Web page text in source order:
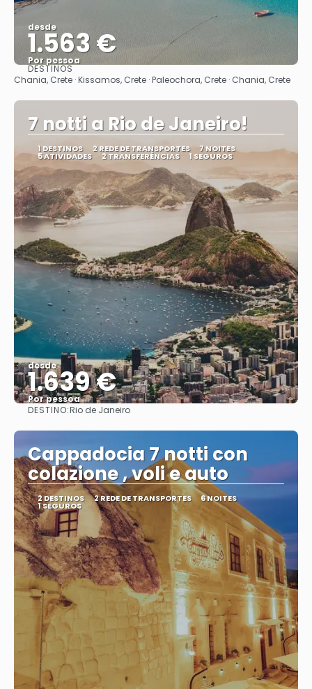
desde
1.563 €
Por pessoa
Vejo
DESTINOS
Chania, Crete · Kissamos, Crete · Paleochora, Crete · Chania, Crete
7 notti a Rio de Janeiro!
1 DESTINOS 2 REDE DE TRANSPORTES 7 NOITES
5 ATIVIDADES 2 TRANSFERÊNCIAS 1 SEGUROS
desde
1.639 €
Por pessoa
DESTINO:Rio de Janeiro
Cappadocia 7 notti con
colazione , voli e auto
2 DESTINOS 2 REDE DE TRANSPORTES 6 NOITES
1 SEGUROS